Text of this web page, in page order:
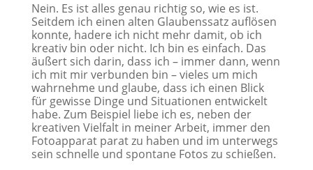
Nein. Es ist alles genau richtig so, wie es ist.
Seitdem ich einen alten Glaubenssatz auflösen
konnte, hadere ich nicht mehr damit, ob ich
kreativ bin oder nicht. Ich bin es einfach. Das
äußert sich darin, dass ich – immer dann, wenn
ich mit mir verbunden bin – vieles um mich
wahrnehme und glaube, dass ich einen Blick
für gewisse Dinge und Situationen entwickelt
habe. Zum Beispiel liebe ich es, neben der
kreativen Vielfalt in meiner Arbeit, immer den
Fotoapparat parat zu haben und im unterwegs
sein schnelle und spontane Fotos zu schießen.